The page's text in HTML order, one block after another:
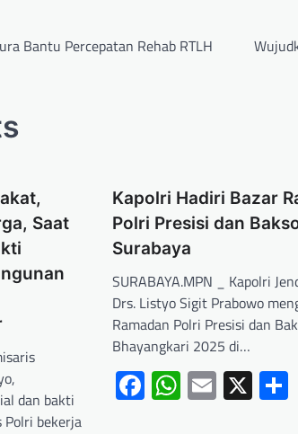
Bantu Percepatan Rehab RTLH
Saat
dan bakti
Polri bekerja
Kapolri Hadiri Bazar
Polri Presisi dan
Surabaya
SURABAYA.MPN _ Kapolri
Drs. Listyo Sigit Prabowo
Ramadan Polri Presisi dan
Bhayangkari 2025 di…
Facebook
WhatsApp
Email
X